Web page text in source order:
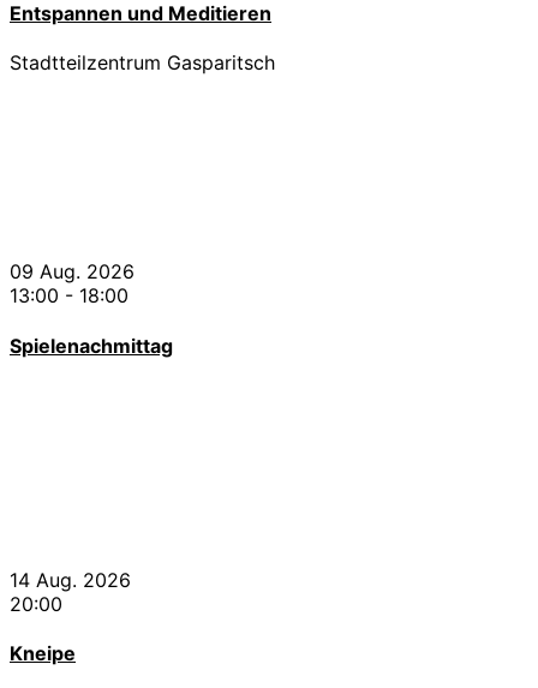
Entspannen und Meditieren
Stadtteilzentrum Gasparitsch
09 Aug. 2026
13:00 - 18:00
Spielenachmittag
14 Aug. 2026
20:00
Kneipe